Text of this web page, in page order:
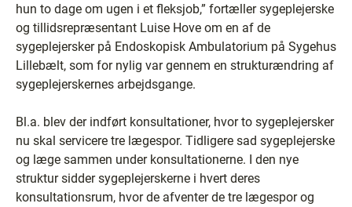
hun to dage om ugen i et fleksjob,” fortæller sygeplejerske
og tillidsrepræsentant Luise Hove om en af de
sygeplejersker på Endoskopisk Ambulatorium på Sygehus
Lillebælt, som for nylig var gennem en strukturændring af
sygeplejerskernes arbejdsgange.
Bl.a. blev der indført konsultationer, hvor to sygeplejersker
nu skal servicere tre lægespor. Tidligere sad sygeplejerske
og læge sammen under konsultationerne. I den nye
struktur sidder sygeplejerskerne i hvert deres
konsultationsrum, hvor de afventer de tre lægespor og